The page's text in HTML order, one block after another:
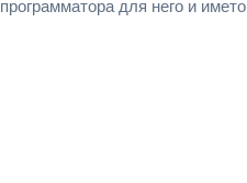
для него и името